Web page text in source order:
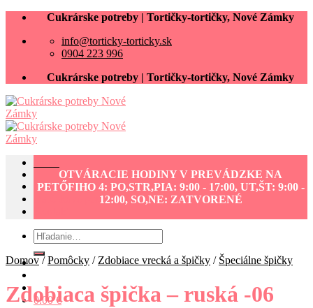
Skip
content
Cukrárske potreby | Tortičky-tortičky, Nové Zámky
info@torticky-torticky.sk
0904 223 996
Cukrárske potreby | Tortičky-tortičky, Nové Zámky
Cukrárske potreby eshop
Darčekové poukážky
Hľadať:
0.00€
OTVÁRACIE HODINY V PREVÁDZKE NA
PETŐFIHO 4: PO,STR,PIA: 9:00 - 17:00, UT,ŠT: 9:00 -
12:00, SO,NE: ZATVORENÉ
Domov / Pomôcky / Zdobiace vrecká a špičky / Špeciálne špičky
Zdobiaca špička – ruská -06